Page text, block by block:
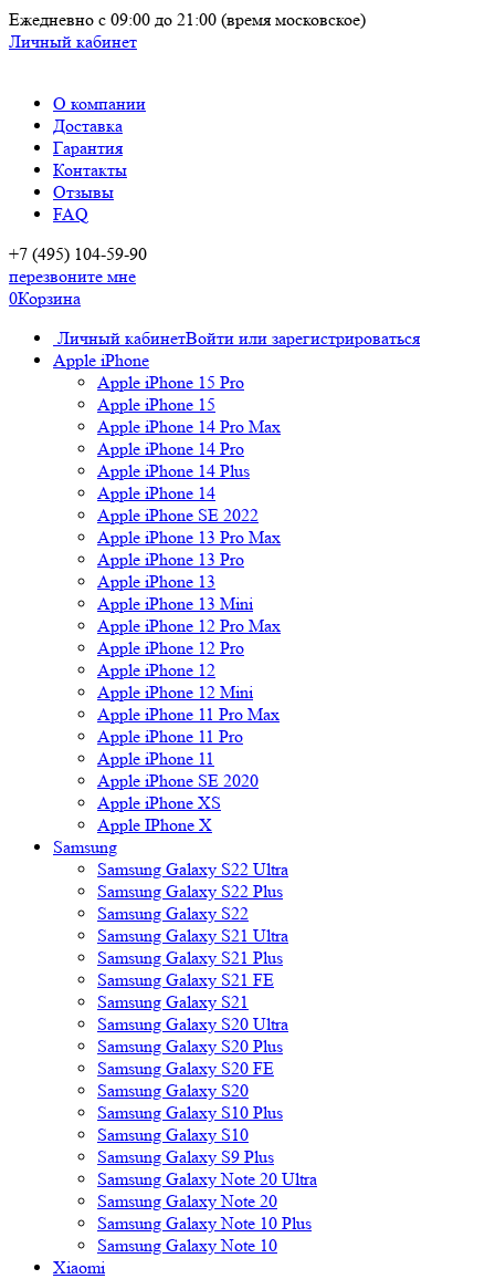
Ежедневно с 09:00 до 21:00 (время московское)
Личный кабинет
О компании
Доставка
Гарантия
Контакты
Отзывы
FAQ
+7 (495) 104-59-90
перезвоните мне
0Корзина
Личный кабинетВойти или зарегистрироваться
Apple iPhone
Apple iPhone 15 Pro
Apple iPhone 15
Apple iPhone 14 Pro Max
Apple iPhone 14 Pro
Apple iPhone 14 Plus
Apple iPhone 14
Apple iPhone SE 2022
Apple iPhone 13 Pro Max
Apple iPhone 13 Pro
Apple iPhone 13
Apple iPhone 13 Mini
Apple iPhone 12 Pro Max
Apple iPhone 12 Pro
Apple iPhone 12
Apple iPhone 12 Mini
Apple iPhone 11 Pro Max
Apple iPhone 11 Pro
Apple iPhone 11
Apple iPhone SE 2020
Apple iPhone XS
Apple IPhone X
Samsung
Samsung Galaxy S22 Ultra
Samsung Galaxy S22 Plus
Samsung Galaxy S22
Samsung Galaxy S21 Ultra
Samsung Galaxy S21 Plus
Samsung Galaxy S21 FE
Samsung Galaxy S21
Samsung Galaxy S20 Ultra
Samsung Galaxy S20 Plus
Samsung Galaxy S20 FE
Samsung Galaxy S20
Samsung Galaxy S10 Plus
Samsung Galaxy S10
Samsung Galaxy S9 Plus
Samsung Galaxy Note 20 Ultra
Samsung Galaxy Note 20
Samsung Galaxy Note 10 Plus
Samsung Galaxy Note 10
Xiaomi